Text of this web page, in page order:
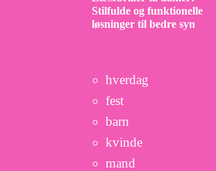
Stilfulde og funktionelle
løsninger til bedre syn
hverdag
fest
barn
kvinde
mand